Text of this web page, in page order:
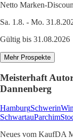
Netto Marken-
Sa. 1.8. - Mo.
Gültig bis 31.08.2026
Mehr Prospekte
Meisterhaft
Dannenberg
HamburgSchwerin
SchwartauParchim
Neues vom KaufDA